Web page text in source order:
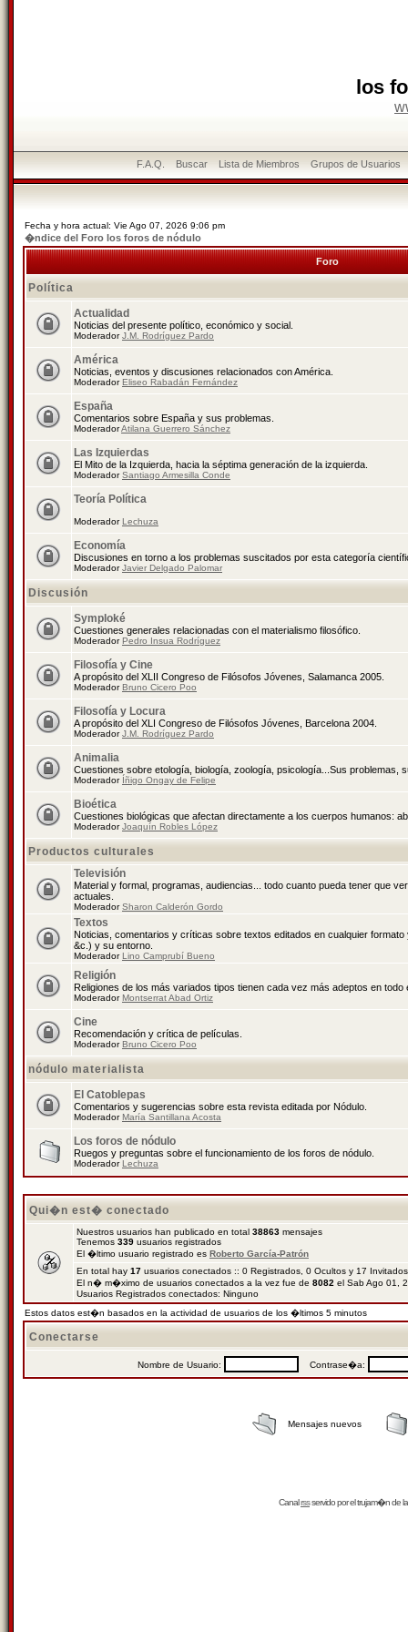
los
F.A.Q. Buscar Lista de Miembros Grupos de Usuarios
Fecha y hora actual: Vie Ago 07, 2026 9:06 pm
�ndice del Foro los foros de nódulo
Foro
Política
Actualidad
Noticias del presente político, económico y social.
ModeradorJ.M. Rodríguez Pardo
América
Noticias, eventos y discusiones relacionados con América.
ModeradorEliseo Rabadán Fernández
España
Comentarios sobre España y sus problemas.
ModeradorAtilana Guerrero Sánchez
Las Izquierdas
El Mito de la Izquierda, hacia la séptima generación de la izquierda.
ModeradorSantiago Armesilla Conde
Teoría Política
ModeradorLechuza
Economía
Discusiones en torno a los problemas suscitados por esta categoría
ModeradorJavier Delgado Palomar
Discusión
Symploké
Cuestiones generales relacionadas con el materialismo filosófico.
ModeradorPedro Insua Rodríguez
Filosofía y Cine
A propósito del XLII Congreso de Filósofos Jóvenes, Salamanca 2005.
ModeradorBruno Cicero Poo
Filosofía y Locura
A propósito del XLI Congreso de Filósofos Jóvenes, Barcelona 2004.
ModeradorJ.M. Rodríguez Pardo
Animalia
Cuestiones sobre etología, biología, zoología, psicología...Sus problemas,
Moderador Íñigo Ongay de Felipe
Bioética
Cuestiones biológicas que afectan directamente a los cuerpos humanos:
ModeradorJoaquín Robles López
Productos culturales
Televisión
Material y formal, programas, audiencias... todo cuanto pueda tener que
actuales.
ModeradorSharon Calderón Gordo
Textos
Noticias, comentarios y críticas sobre textos editados en cualquier
&c.) y su entorno.
ModeradorLino Camprubí Bueno
Religión
Religiones de los más variados tipos tienen cada vez más adeptos en todo
ModeradorMontserrat Abad Ortiz
Cine
Recomendación y crítica de películas.
ModeradorBruno Cicero Poo
nódulo materialista
El Catoblepas
Comentarios y sugerencias sobre esta revista editada por Nódulo.
ModeradorMaría Santillana Acosta
Los foros de nódulo
Ruegos y preguntas sobre el funcionamiento de los foros de nódulo.
ModeradorLechuza
Qui�n est� conectado
Nuestros usuarios han publicado en total 38863 mensajes
Tenemos 339 usuarios registrados
El �ltimo usuario registrado es Roberto García-Patrón
En total hay 17 usuarios conectados :: 0 Registrados, 0 Ocultos y 17
El n� m�ximo de usuarios conectados a la vez fue de 8082 el Sab Ago 01,
Usuarios Registrados conectados: Ninguno
Estos datos est�n basados en la actividad de usuarios de los �ltimos 5 minutos
Conectarse
Nombre de Usuario: Contrase�a:
Mensajes nuevos
Canalrssservido por eltrujam�nde